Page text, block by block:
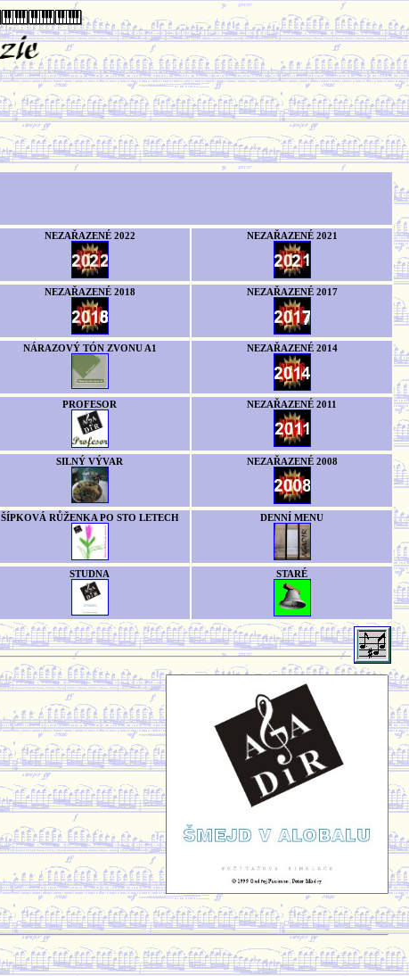
NEZAŘAZENÉ 2022 NEZAŘAZENÉ 2021
NEZAŘAZENÉ 2018 NEZAŘAZENÉ 2017
NÁRAZOVÝ TÓN ZVONU A1 NEZAŘAZENÉ 2014
PROFESOR NEZAŘAZENÉ 2011
SILNÝ VÝVAR NEZAŘAZENÉ 2008
ŠÍPKOVÁ RŮŽENKA PO STO LETECH DENNÍ MENU
STUDNA STARÉ